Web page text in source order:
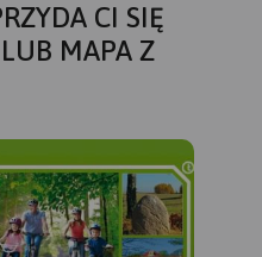
CI SIĘ
MAPA Z